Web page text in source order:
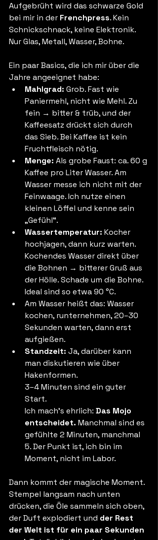
Aufgebrüht wird das schwarze Gold
bei mir in der Frenchpress. Kein
Schnickschnack, keine Elektronik.
Nur Glas, Metall, Wasser, Bohne.
Ein paar Basics, die ich mir über die
Jahre angeeignet habe:
Mahlgrad: Grob. Fast wie
Paniermehl, nicht wie Mehl. Zu
fein → bitter & trüb, und der
Kaffeesatz drückt sich durch
das Sieb. Bei Kaffee ist kein
Fruchtfleisch nötig.
Menge: Als grobe Faust: ca. 60 g
Kaffee pro Liter Wasser. Am
Wasser messe ich nicht mit der
Feinwaage. Ich nutze einen
kleinen Löffel und kenne sein
„Gefühl“.
Wassertemperatur: Kocher
hochjagen, dann kurz warten.
Kochendes Wasser direkt über
die Bohnen → bitterer Gruß aus
der Hölle. Schade um die Bohne.
Ideal sind so etwa 90 °C.
Am Wasser heißt das: Wasser
kochen, runternehmen, 20–30
Sekunden warten, dann erst
aufgießen.
Standzeit: Ja, darüber kann
man diskutieren wie über
Hakenformen.
3–4 Minuten sind ein guter
Start.
Ich mach’s ehrlich: Das Mojo
entscheidet. Manchmal sind es
gefühlte 2 Minuten, manchmal
5. Der Punkt ist, ich bin im
Moment, nicht im Labor.
Dann kommt der magische Moment.
Stempel langsam nach unten
drücken, die Öle sammeln sich oben,
der Duft explodiert und der Rest
der Welt ist für ein paar Sekunden